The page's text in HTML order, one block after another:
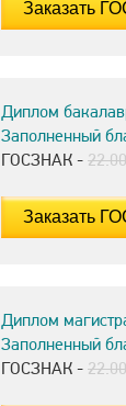
Диплом
Заполненный
ГОСЗНАК -
Диплом
Заполненный
ГОСЗНАК -